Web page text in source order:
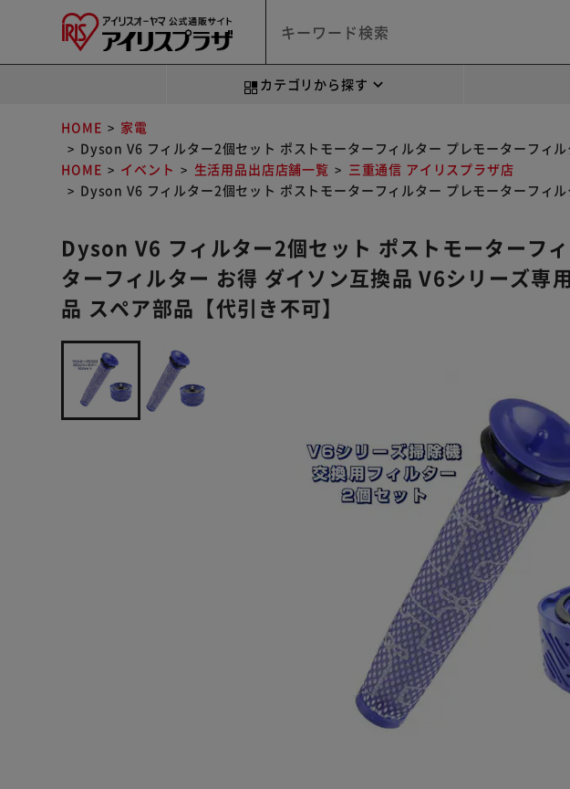
カテゴリから探す
HOME
家電
Dyson V6 フィルター2個セット ポストモーターフィルター プレモーターフィ
HOME
イベント 生活用品出店店舗一覧
三重通信 アイリスプラザ店
Dyson V6 フィルター2個セット ポストモーターフィルター プレモーターフィ
Dyson V6 フィルター2個セット ポストモーターフ
ターフィルター お得 ダイソン互換品 V6シリーズ専
品 スペア部品【代引き不可】